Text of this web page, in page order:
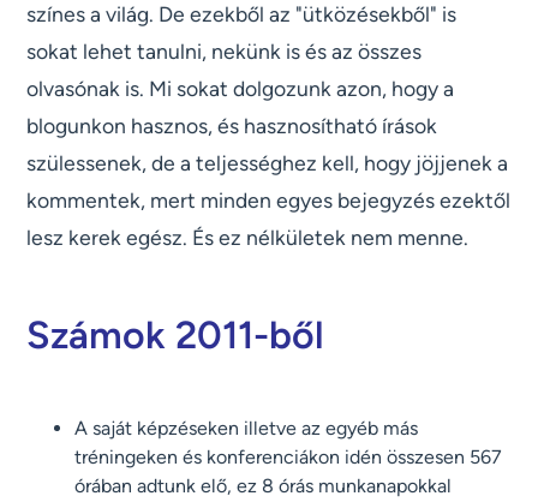
színes a világ. De ezekből az "ütközésekből" is
sokat lehet tanulni, nekünk is és az összes
olvasónak is. Mi sokat dolgozunk azon, hogy a
blogunkon hasznos, és hasznosítható írások
szülessenek, de a teljességhez kell, hogy jöjjenek a
kommentek, mert minden egyes bejegyzés ezektől
lesz kerek egész. És ez nélkületek nem menne.
Számok 2011-ből
A saját képzéseken illetve az egyéb más
tréningeken és konferenciákon idén összesen 567
órában adtunk elő, ez 8 órás munkanapokkal